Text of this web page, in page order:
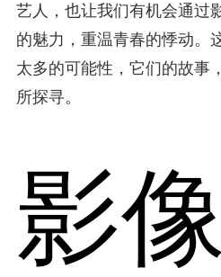
艺人，也让我们有机会通过
的魅力，重温青春的悸动。
太多的可能性，它们的故事
所探寻。
影